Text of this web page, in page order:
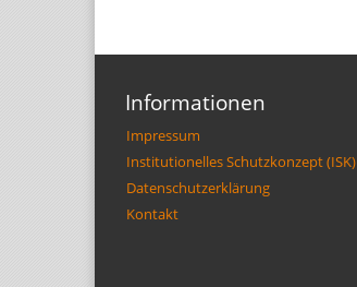
Informationen
Impressum
Institutionelles Schutzkonzept (ISK)
Datenschutzerklärung
Kontakt